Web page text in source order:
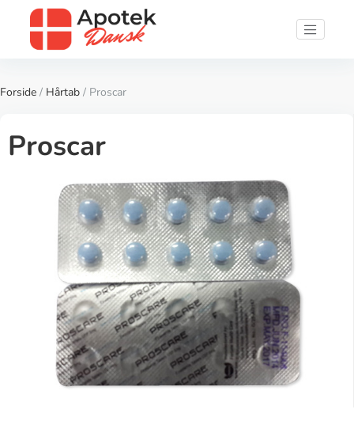
Forside / Hårtab / Proscar
Proscar